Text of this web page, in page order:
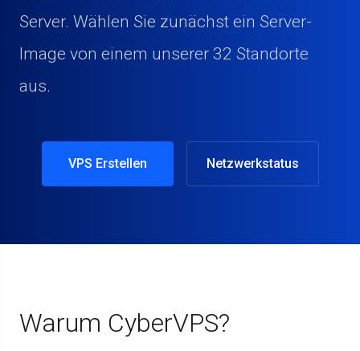
Server. Wählen Sie zunächst ein Server-
Image von einem unserer 32 Standorte
aus.
VPS Erstellen Netzwerkstatus
Warum CyberVPS?